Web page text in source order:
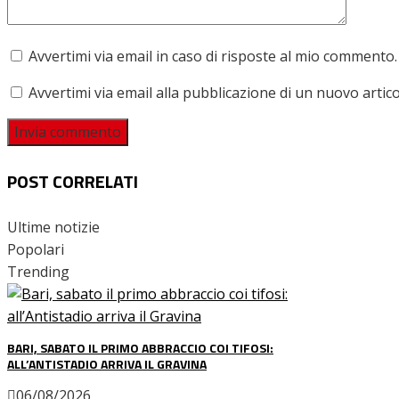
Avvertimi via email in caso di risposte al mio commento.
Avvertimi via email alla pubblicazione di un nuovo
POST CORRELATI
Ultime notizie
Popolari
Trending
BARI, SABATO IL PRIMO ABBRACCIO COI TIFOSI:
ALL’ANTISTADIO ARRIVA IL GRAVINA